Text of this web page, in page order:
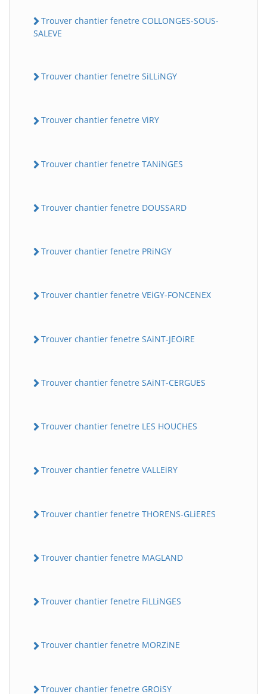
Trouver chantier fenetre COLLONGES-SOUS-
SALEVE
Trouver chantier fenetre SiLLiNGY
Trouver chantier fenetre ViRY
Trouver chantier fenetre TANiNGES
Trouver chantier fenetre DOUSSARD
Trouver chantier fenetre PRiNGY
Trouver chantier fenetre VEiGY-FONCENEX
Trouver chantier fenetre SAiNT-JEOiRE
Trouver chantier fenetre SAiNT-CERGUES
Trouver chantier fenetre LES HOUCHES
Trouver chantier fenetre VALLEiRY
Trouver chantier fenetre THORENS-GLiERES
Trouver chantier fenetre MAGLAND
Trouver chantier fenetre FiLLiNGES
Trouver chantier fenetre MORZiNE
Trouver chantier fenetre GROiSY